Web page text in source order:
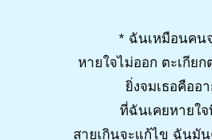
* ฉันเหมือนคน
หายใจไม่ออก ตะเกียก
ยิ่งจมเธอคืออ
ที่ฉันเคยหายใจ
สายเกินจะแก้ไข ฉันมัน